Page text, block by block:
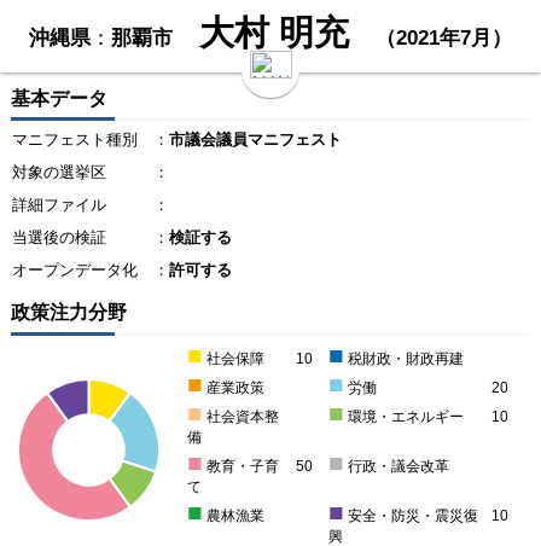
沖縄県：那覇市 大村 明充 （2021年7月）
基本データ
マニフェスト種別 ： 市議会議員マニフェスト
対象の選挙区
：
詳細ファイル
：
当選後の検証
： 検証する
オープンデータ化
： 許可する
政策注力分野
■ 社会保障 10 ■ 税財政・財政再建
■ 産業政策 ■ 労働 20
■ 社会資本整
備
■ 環境・エネルギー 10
■ 教育・子育
て
50 ■ 行政・議会改革
■ 農林漁業 ■ 安全・防災・震災復
興
10